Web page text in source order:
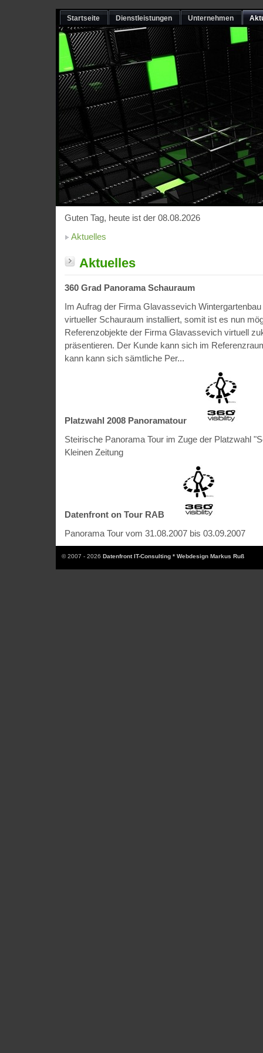
Startseite Dienstleistungen Unternehmen
Guten Tag, heute ist der 08.08.2026
Aktuelles
Aktuelles
360 Grad Panorama Schauraum
Im Aufrag der Firma Glavassevich
virtueller Schauraum installiert, somit ist es nun
Referenzobjekte der Firma Glavassevich virtuell
präsentieren. Der Kunde kann sich im
kann kann sich sämtliche Per...
Platzwahl 2008 Panoramatour
Steirische Panorama Tour im Zuge der Platzwahl
Kleinen Zeitung
Datenfront on Tour RAB
Panorama Tour vom 31.08.2007 bis 03.09.2007
© 2007 - 2026 Datenfront IT-Consulting * Webdesign Markus Ruß